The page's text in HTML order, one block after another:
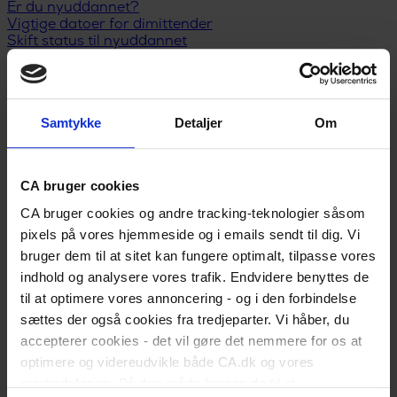
Samtykke Detaljer Om
CA bruger cookies
CA bruger cookies og andre tracking-teknologier såsom
pixels på vores hjemmeside og i emails sendt til dig. Vi
bruger dem til at sitet kan fungere optimalt, tilpasse vores
indhold og analysere vores trafik. Endvidere benyttes de
til at optimere vores annoncering - og i den forbindelse
sættes der også cookies fra tredjeparter. Vi håber, du
accepterer cookies - det vil gøre det nemmere for os at
optimere og videreudvikle både CA.dk og vores
Er du nyuddannet?
Vigtige datoer for dimittender
Skift status til nyuddannet
Karriereguide
Land dit første job
Karriererådgivning
Løn og lønforhandling
Karriereplan
Kompetenceudvikling
Karriereskift
Inspiration til jobsøgning
Selvstændig/freelancer
Ledelse
Ansættelsesforhold
Ledig
Meld dig ledig
Er du blevet opsagt?
Har du selv sagt op?
Dagpengeregler